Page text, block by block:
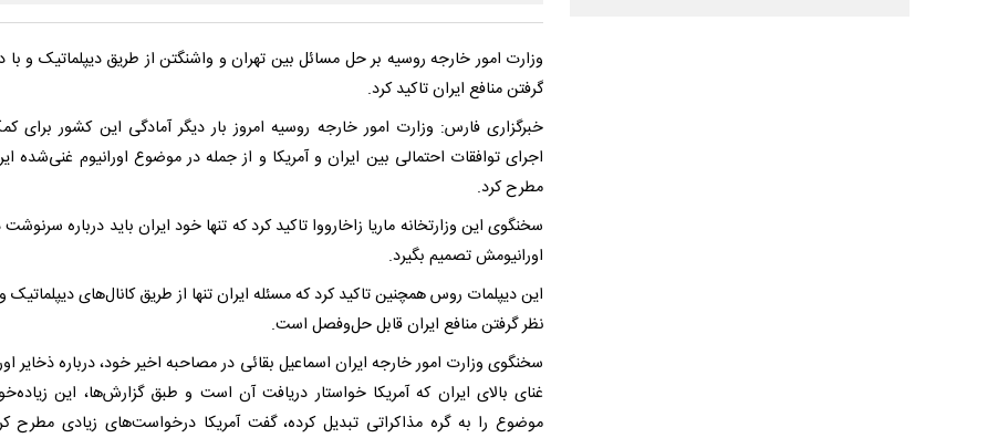
وزارت امور خارجه روسیه بر حل مسائل بین تهران و واشنگتن از طریق دیپلماتیک و با
گرفتن منافع ایران تاکید کرد.
خبرگزاری فارس: وزارت امور خارجه روسیه امروز بار دیگر آمادگی این کشور برای
اجرای توافقات احتمالی بین ایران و آمریکا و از جمله در موضوع اورانیوم غنی‌شده
مطرح کرد.
سخنگوی این وزارتخانه ماریا زاخارووا تاکید کرد که تنها خود ایران باید درباره سرنوشت
اورانیومش تصمیم بگیرد.
این دیپلمات روس همچنین تاکید کرد که مسئله ایران تنها از طریق کانال‌های دیپلماتیک
نظر گرفتن منافع ایران قابل حل‌وفصل است.
سخنگوی وزارت امور خارجه ایران اسماعیل بقائی در مصاحبه اخیر خود، درباره ذخایر
غنای بالای ایران که آمریکا خواستار دریافت آن است و طبق گزارش‌ها، این
موضوع را به گره مذاکراتی تبدیل کرده، گفت آمریکا درخواست‌های زیادی مطرح